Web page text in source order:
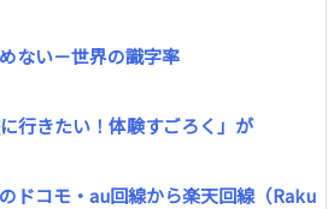
ない－世界の識字率
行きたい！体験すごろく」が
ドコモ・au回線から楽天回線（Raku